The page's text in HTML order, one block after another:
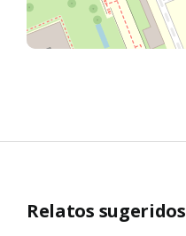
Relatos sugeridos